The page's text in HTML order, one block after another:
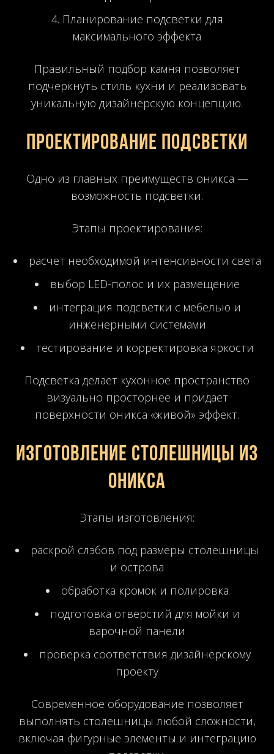
Планирование подсветки для
максимального эффекта
Правильный подбор камня позволяет
подчеркнуть стиль кухни и реализовать
уникальную дизайнерскую концепцию.
Проектирование подсветки
Одно из главных преимуществ оникса —
возможность подсветки.
Этапы проектирования:
расчет необходимой интенсивности света
выбор LED-полос и их размещение
интеграция подсветки с мебелью и
инженерными системами
тестирование и корректировка яркости
Подсветка делает кухонное пространство
визуально просторнее и придает
поверхности оникса «живой» эффект.
Изготовление столешницы из
оникса
Этапы изготовления:
раскрой слэбов под размеры столешницы
и острова
обработка кромок и полировка
подготовка отверстий для мойки и
варочной панели
проверка соответствия дизайнерскому
проекту
Современное оборудование позволяет
выполнять столешницы любой сложности,
включая фигурные элементы и интеграцию